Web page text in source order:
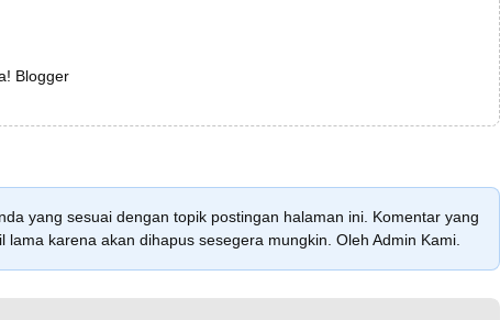
Blogger
yang sesuai dengan topik postingan halaman ini. Komentar yang
lama karena akan dihapus sesegera mungkin. Oleh Admin Kami.